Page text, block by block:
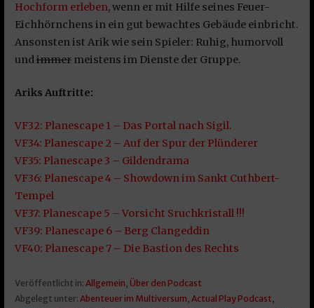
Hochform erleben, wenn er mit Hilfe seines Feuer-
Eichhörnchens in ein gut bewachtes Gebäude einbricht.
Ansonsten ist Arik wie sein Spieler: Ruhig, humorvoll
undimmermeistens im Dienste der Gruppe.
Ariks Auftritte:
VF32: Planescape 1 – Das Portal nach Sigil.
VF34: Planescape 2 – Auf der Spur der Plünderer
VF35: Planescape 3 – Gildendrama
VF36: Planescape 4 – Showdown im Sankt Cuthbert-
Tempel
VF37: Planescape 5 – Vorsicht Sruchkristall !!!
VF39: Planescape 6 – Berg Clangeddin
VF40: Planescape 7 – Die Bastion des Rechts
Veröffentlicht in: Allgemein, Über den Podcast
Abgelegt unter: Abenteuer im Multiversum, Actual Play Podcast,